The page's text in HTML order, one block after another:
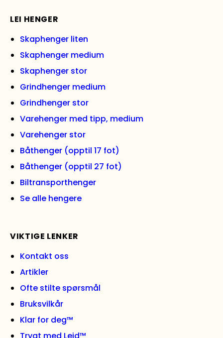
LEI HENGER
Skaphenger liten
Skaphenger medium
Skaphenger stor
Grindhenger medium
Grindhenger stor
Varehenger med tipp, medium
Varehenger stor
Båthenger (opptil 17 fot)
Båthenger (opptil 27 fot)
Biltransporthenger
Se alle hengere
VIKTIGE LENKER
Kontakt oss
Artikler
Ofte stilte spørsmål
Bruksvilkår
Klar for deg™